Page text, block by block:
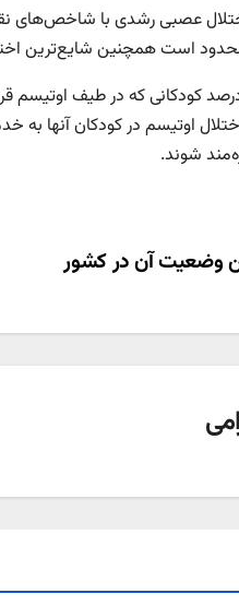
عصبی رشدی با شاخص‌های
محدود است همچنین شایع‌ترین
گفته کارشناسان، ۷۵ تا ۸۸ درصد کودکانی
اوتیسم در کودکان آنها به
شوند.
وضعیت آن در کشور